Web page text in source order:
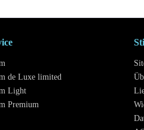
de Luxe limited
Light
Premium